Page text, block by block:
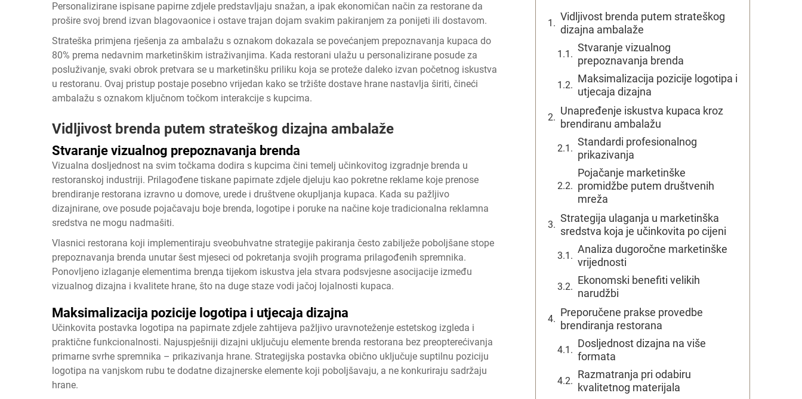
Personalizirane ispisane papirne zdjele predstavljaju snažan, a ipak ekonomičan način za restorane da
prošire svoj brend izvan blagovaonice i ostave trajan dojam svakim pakiranjem za ponijeti ili dostavom.
Strateška primjena rješenja za ambalažu s oznakom dokazala se povećanjem prepoznavanja kupaca do
80% prema nedavnim marketinškim istraživanjima. Kada restorani ulažu u personalizirane posude za
posluživanje, svaki obrok pretvara se u marketinšku priliku koja se proteže daleko izvan početnog iskustva
u restoranu. Ovaj pristup postaje posebno vrijedan kako se tržište dostave hrane nastavlja širiti, čineći
ambalažu s oznakom ključnom točkom interakcije s kupcima.
Vidljivost brenda putem strateškog dizajna ambalaže
Stvaranje vizualnog prepoznavanja brenda
Vizualna dosljednost na svim točkama dodira s kupcima čini temelj učinkovitog izgradnje brenda u
restoranskoj industriji. Prilagođene tiskane papirnate zdjele djeluju kao pokretne reklame koje prenose
brendiranje restorana izravno u domove, urede i društvene okupljanja kupaca. Kada su pažljivo
dizajnirane, ove posude pojačavaju boje brenda, logotipe i poruke na načine koje tradicionalna reklamna
sredstva ne mogu nadmašiti.
Vlasnici restorana koji implementiraju sveobuhvatne strategije pakiranja često zabilježe poboljšane stope
prepoznavanja brenda unutar šest mjeseci od pokretanja svojih programa prilagođenih spremnika.
Ponovljeno izlaganje elementima brenда tijekom iskustva jela stvara podsvjesne asocijacije između
vizualnog dizajna i kvalitete hrane, što na duge staze vodi jačoj lojalnosti kupaca.
Maksimalizacija pozicije logotipa i utjecaja dizajna
Učinkovita postavka logotipa na papirnate zdjele zahtijeva pažljivo uravnoteženje estetskog izgleda i
praktične funkcionalnosti. Najuspješniji dizajni uključuju elemente brenda restorana bez preopterećivanja
primarne svrhe spremnika – prikazivanja hrane. Strategijska postavka obično uključuje suptilnu poziciju
logotipa na vanjskom rubu te dodatne dizajnerske elemente koji poboljšavaju, a ne konkuriraju sadržaju
hrane.
Vidljivost brenda putem strateškog
dizajna ambalaže
Stvaranje vizualnog
prepoznavanja brenda
Maksimalizacija pozicije logotipa i
utjecaja dizajna
Unapređenje iskustva kupaca kroz
brendiranu ambalažu
Standardi profesionalnog
prikazivanja
Pojačanje marketinške
promidžbe putem društvenih
mreža
Strategija ulaganja u marketinška
sredstva koja je učinkovita po cijeni
Analiza dugoročne marketinške
vrijednosti
Ekonomski benefiti velikih
narudžbi
Preporučene prakse provedbe
brendiranja restorana
Dosljednost dizajna na više
formata
Razmatranja pri odabiru
kvalitetnog materijala